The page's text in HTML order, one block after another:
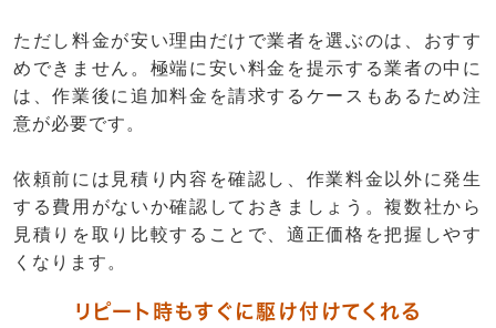
ただし料金が安い理由だけで業者を選ぶのは、おすす
めできません。極端に安い料金を提示する業者の中に
は、作業後に追加料金を請求するケースもあるため注
意が必要です。
依頼前には見積り内容を確認し、作業料金以外に発生
する費用がないか確認しておきましょう。複数社から
見積りを取り比較することで、適正価格を把握しやす
くなります。
リピート時もすぐに駆け付けてくれる